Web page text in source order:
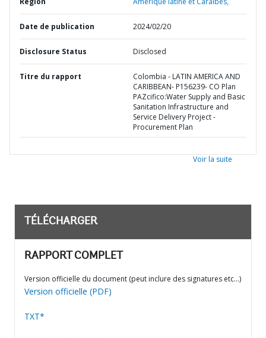
Date de publication 2024/02/20
Disclosure Status Disclosed
Titre du rapport
Colombia - LATIN AMERICA AND
CARIBBEAN- P156239- CO Plan
PAZcifico:Water Supply and Basic
Sanitation Infrastructure and
Service Delivery Project -
Procurement Plan
Voir la suite
TÉLÉCHARGER
RAPPORT COMPLET
Version officielle du document (peut inclure des signatures etc…)
Version officielle (PDF)
TXT*